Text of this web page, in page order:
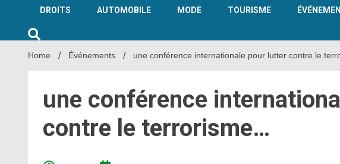
DROITS AUTOMOBILE MODE TOURISME
Home Événements une conférence internationale pour lutter contre le
une conférence
contre le terrorisme…